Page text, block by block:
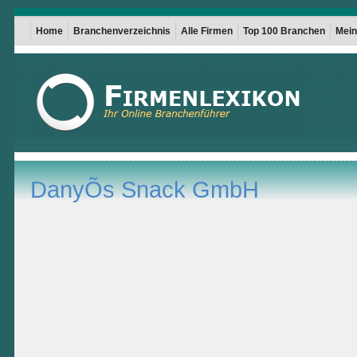
Home Branchenverzeichnis Alle Firmen Top 100 Branchen
DanyÕs Snack GmbH